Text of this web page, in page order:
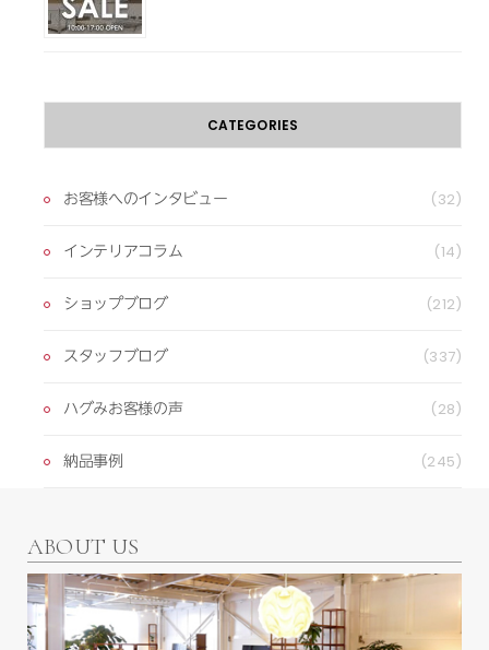
CATEGORIES
お客様へのインタビュー (32)
インテリアコラム (14)
ショップブログ (212)
スタッフブログ (337)
ハグみお客様の声 (28)
納品事例 (245)
ABOUT US